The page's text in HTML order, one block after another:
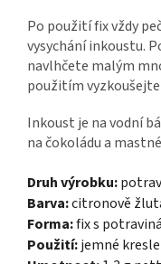
Po použití fix vždy
vysychání inkoustu.
navlhčete malým
použitím
Inkoust je na vodní
na čokoládu a
Druh výrobku:
Barva:citronově
Forma:fix s
Použití:jemné